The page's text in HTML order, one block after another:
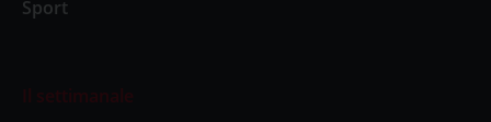
Sport
Il settimanale